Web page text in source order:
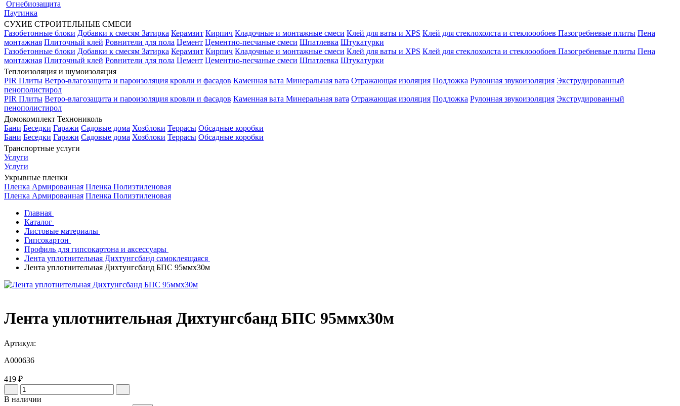
Огнебиозащита
Паутинка
СУХИЕ СТРОИТЕЛЬНЫЕ СМЕСИ
Газобетонные блоки Добавки к смесям Затирка Керамзит Кирпич Кладочные и монтажные смеси Клей для ваты и XPS Клей для стеклохолста и стеклоообоев Пазогребневые плиты Пена
монтажная Плиточный клей Ровнители для пола Цемент Цементно-песчаные смеси Шпатлевка Штукатурки
Газобетонные блоки Добавки к смесям Затирка Керамзит Кирпич Кладочные и монтажные смеси Клей для ваты и XPS Клей для стеклохолста и стеклоообоев Пазогребневые плиты Пена
монтажная Плиточный клей Ровнители для пола Цемент Цементно-песчаные смеси Шпатлевка Штукатурки
Теплоизоляция и шумоизоляция
PIR Плиты Ветро-влагозащита и пароизоляция кровли и фасадов Каменная вата Минеральная вата Отражающая изоляция Подложка Рулонная звукоизоляция Экструдированный
пенополистирол
PIR Плиты Ветро-влагозащита и пароизоляция кровли и фасадов Каменная вата Минеральная вата Отражающая изоляция Подложка Рулонная звукоизоляция Экструдированный
пенополистирол
Домокомплект Технониколь
Бани Беседки Гаражи Садовые дома Хозблоки Террасы Обсадные коробки
Бани Беседки Гаражи Садовые дома Хозблоки Террасы Обсадные коробки
Транспортные услуги
Услуги
Услуги
Укрывные пленки
Пленка Армированная Пленка Полиэтиленовая
Пленка Армированная Пленка Полиэтиленовая
Главная
Каталог
Листовые материалы
Гипсокартон
Профиль для гипсокартона и аксессуары
Лента уплотнительная Дихтунгсбанд самоклеящаяся
Лента уплотнительная Дихтунгсбанд БПС 95ммх30м
Лента уплотнительная Дихтунгсбанд БПС 95ммх30м
Артикул:
A000636
419 ₽
В наличии